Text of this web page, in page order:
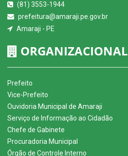
(81) 3553-1944
prefeitura@amaraji.pe.gov.br
Amaraji - PE
ORGANIZACIONAL
Prefeito
Vice-Prefeito
Ouvidoria Municipal de Amaraji
Serviço de Informação ao Cidadão
Chefe de Gabinete
Procuradoria Municipal
Órgão de Controle Interno